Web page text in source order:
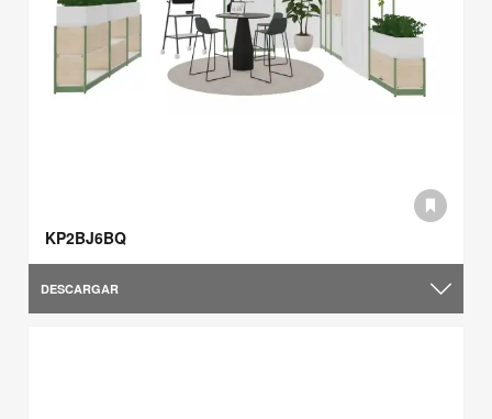
KP2BJ6BQ
DESCARGAR